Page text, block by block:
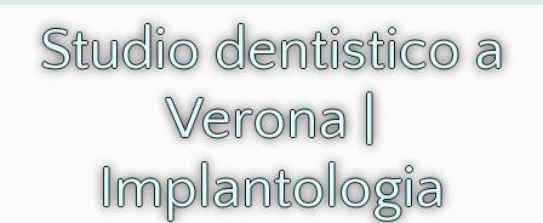
Studio dentistico a
Verona |
Implantologia